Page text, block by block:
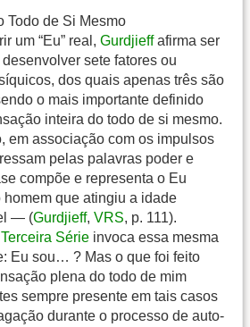
Todo de Si Mesmo
um “Eu” real, Gurdjieffafirma ser
sete fatores ou
dos quais apenas três são
o mais importante definido
inteira do todo de si mesmo.
em associação com os impulsos
pelas palavras poder e
compõe e representa o Eu
homem que atingiu a idade
— (Gurdjieff, VRS, p. 111).
Terceira Série invoca essa mesma
Eu sou… ? Mas o que foi feito
plena do todo de mim
sempre presente em tais casos
durante o processo de auto-